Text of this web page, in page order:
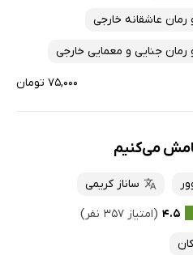
رمان عاشقانه خارجی
رمان جنایی و معمایی خارجی
۷۵,۰۰۰ تومان
می‌کنیم
ساناز کریمی
۴.۵ (امتیاز ۳۵۷ نفر)